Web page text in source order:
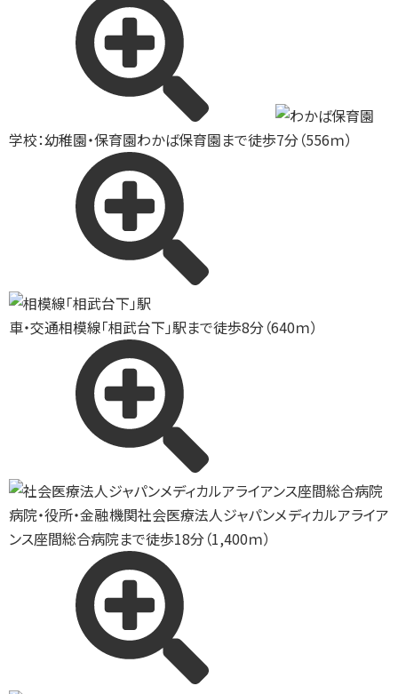
学校：幼稚園・保育園わかば保育園まで徒歩7分（556ｍ）
車・交通相模線「相武台下」駅まで徒歩8分（640ｍ）
病院・役所・金融機関社会医療法人ジャパンメディカルアライア
ンス座間総合病院まで徒歩18分（1,400ｍ）